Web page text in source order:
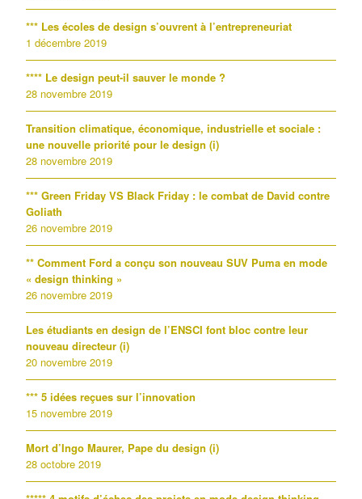
*** Les écoles de design s’ouvrent à l’entrepreneuriat
1 décembre 2019
**** Le design peut-il sauver le monde ?
28 novembre 2019
Transition climatique, économique, industrielle et sociale :
une nouvelle priorité pour le design (i)
28 novembre 2019
*** Green Friday VS Black Friday : le combat de David contre
Goliath
26 novembre 2019
** Comment Ford a conçu son nouveau SUV Puma en mode
« design thinking »
26 novembre 2019
Les étudiants en design de l’ENSCI font bloc contre leur
nouveau directeur (i)
20 novembre 2019
*** 5 idées reçues sur l’innovation
15 novembre 2019
Mort d’Ingo Maurer, Pape du design (i)
28 octobre 2019